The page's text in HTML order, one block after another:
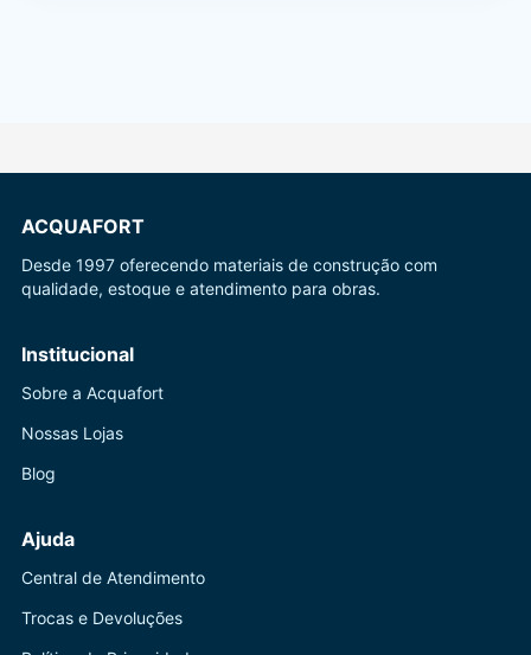
ACQUAFORT
Desde 1997 oferecendo materiais de construção com
qualidade, estoque e atendimento para obras.
Institucional
Sobre a Acquafort
Nossas Lojas
Blog
Ajuda
Central de Atendimento
Trocas e Devoluções